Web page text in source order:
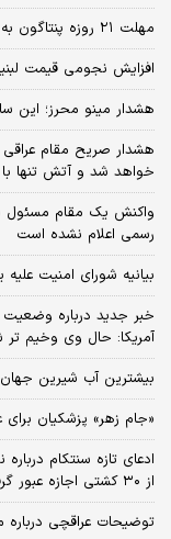
مهلت ۲۱ روزه پنتاگون به شرکت‌های دفاعی برای تسریع در تحویل سلاح
افزایش نجومی قیمت
هشدار مینو محرز؛ این
هشدار صریح مقام
خواهد شد و آتش تنها
واکنش یک مقام مسئول
رسمی اعلام نشده است
بیانیه شورای امنیت
خبر جدید درباره
آمریکا: حال وی وخیم
بیشترین آب شیرین جهان
«جام زهر» پزشکیان برای
ادعای تازه سنتکام
از ۳۰ کشتی اجازه عبور گرفتند
توضیحات عراقچی درباره ماجرای سهم ۵۰